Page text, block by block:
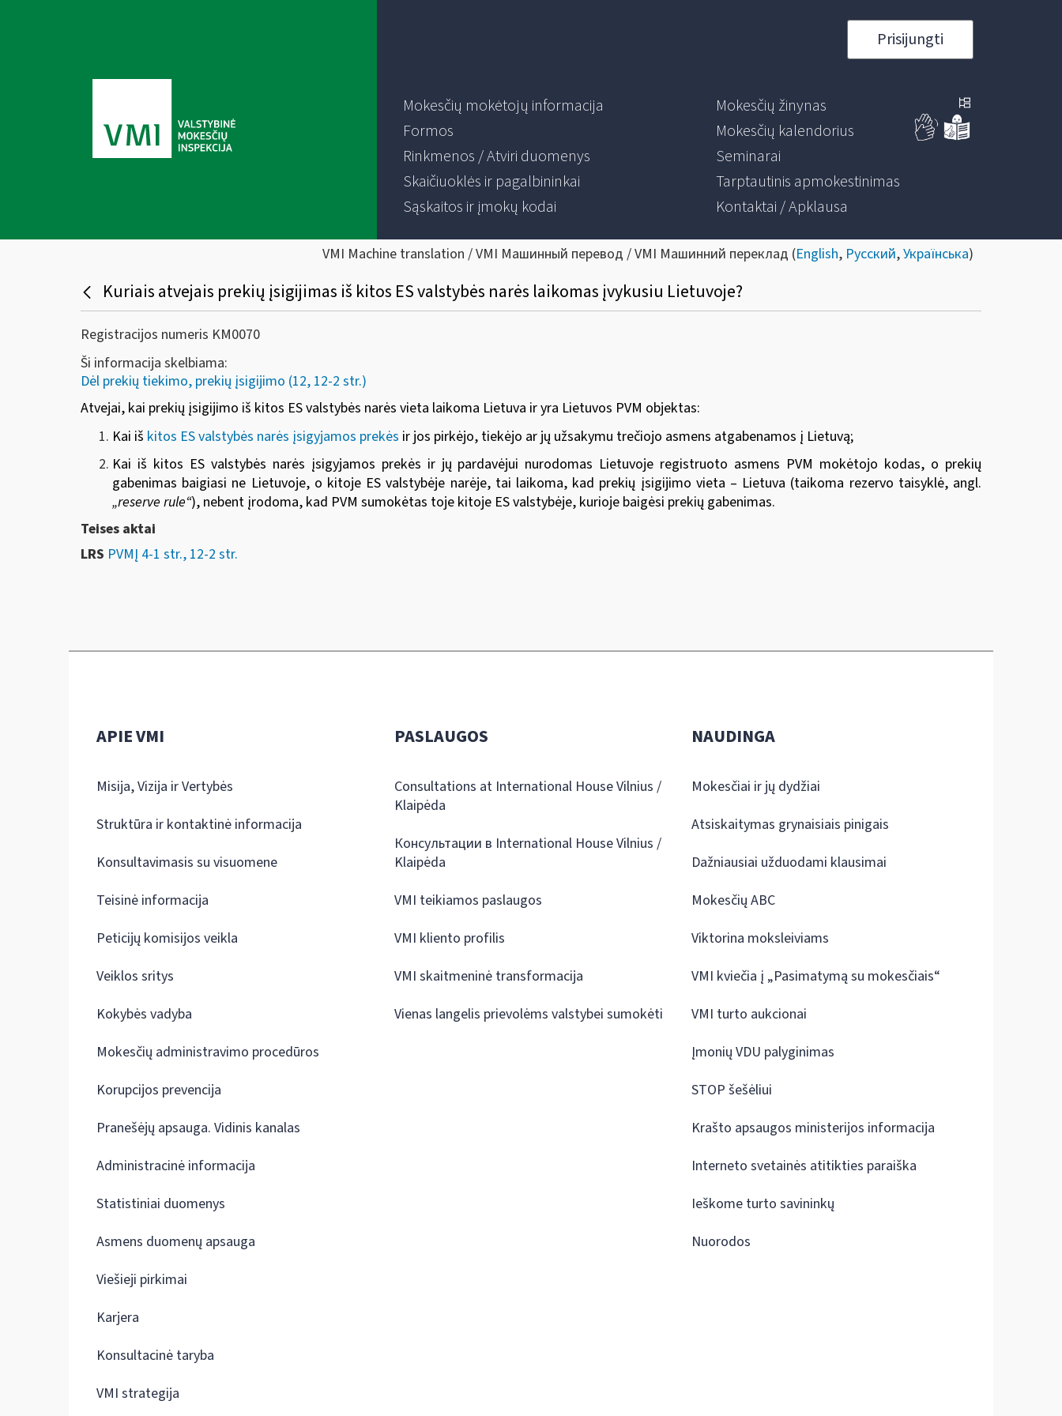
Prisijungti
Mokesčių mokėtojų informacija
Formos
Rinkmenos / Atviri duomenys
Skaičiuoklės ir pagalbininkai
Sąskaitos ir įmokų kodai
Mokesčių žinynas
Mokesčių kalendorius
Seminarai
Tarptautinis apmokestinimas
Kontaktai / Apklausa
VMI Machine translation / VMI Машинный перевод / VMI Машинний переклад (English, Русский,Українська)
Kuriais atvejais prekių įsigijimas iš kitos ES valstybės narės laikomas įvykusiu Lietuvoje?
Registracijos numeris KM0070
Ši informacija skelbiama:
Dėl prekių tiekimo, prekių įsigijimo (12, 12-2 str.)
Atvejai, kai prekių įsigijimo iš kitos ES valstybės narės vieta laikoma Lietuva ir yra Lietuvos PVM objektas:
Kai iš kitos ES valstybės narės įsigyjamos prekės ir jos pirkėjo, tiekėjo ar jų užsakymu trečiojo asmens atgabenamos į Lietuvą;
Kai iš kitos ES valstybės narės įsigyjamos prekės ir jų pardavėjui nurodomas Lietuvoje registruoto asmens PVM mokėtojo kodas, o prekių
gabenimas baigiasi ne Lietuvoje, o kitoje ES valstybėje narėje, tai laikoma, kad prekių įsigijimo vieta – Lietuva (taikoma rezervo taisyklė, angl.
„reserve rule“), nebent įrodoma, kad PVM sumokėtas toje kitoje ES valstybėje, kurioje baigėsi prekių gabenimas.
Teises aktai
LRS PVMĮ 4-1 str., 12-2 str.
APIE VMI
Misija, Vizija ir Vertybės
Struktūra ir kontaktinė informacija
Konsultavimasis su visuomene
Teisinė informacija
Peticijų komisijos veikla
Veiklos sritys
Kokybės vadyba
Mokesčių administravimo procedūros
Korupcijos prevencija
Pranešėjų apsauga. Vidinis kanalas
Administracinė informacija
Statistiniai duomenys
Asmens duomenų apsauga
Viešieji pirkimai
Karjera
Konsultacinė taryba
VMI strategija
PASLAUGOS
Consultations at International House Vilnius /
Klaipėda
Консультации в International House Vilnius /
Klaipėda
VMI teikiamos paslaugos
VMI kliento profilis
VMI skaitmeninė transformacija
Vienas langelis prievolėms valstybei sumokėti
NAUDINGA
Mokesčiai ir jų dydžiai
Atsiskaitymas grynaisiais pinigais
Dažniausiai užduodami klausimai
Mokesčių ABC
Viktorina moksleiviams
VMI kviečia į „Pasimatymą su mokesčiais“
VMI turto aukcionai
Įmonių VDU palyginimas
STOP šešėliui
Krašto apsaugos ministerijos informacija
Interneto svetainės atitikties paraiška
Ieškome turto savininkų
Nuorodos